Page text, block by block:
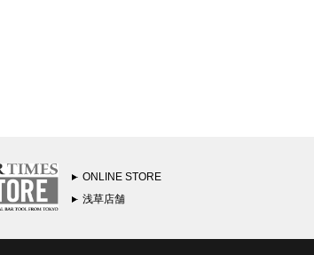
ONLINE STORE
浅草店舗